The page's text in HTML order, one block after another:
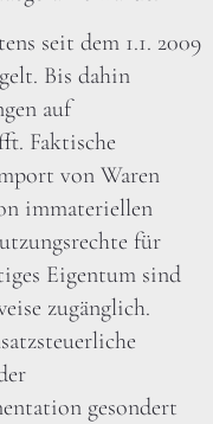
seit dem 1.1. 2009
Bis dahin
auf
Faktische
von Waren
immateriellen
für
Eigentum sind
zugänglich.
gesondert